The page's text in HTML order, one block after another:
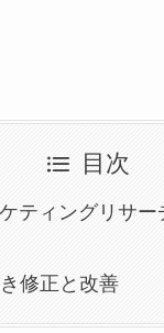
目次
ティングリサー
修正と改善